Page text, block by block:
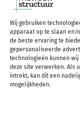
Wij gebruiken
apparaat op te slaan en/
de beste ervaring te
gepersonaliseerde
technologieën kunnen
deze site verwerken. Als
intrekt, kan dit een
mogelijkheden.
Groente
Wortels